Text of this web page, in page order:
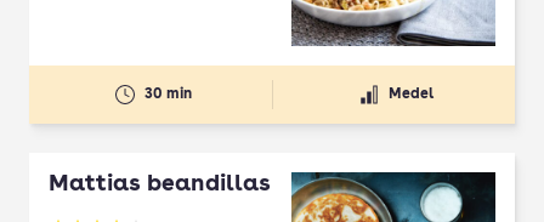
30 min Medel
Mattias beandillas